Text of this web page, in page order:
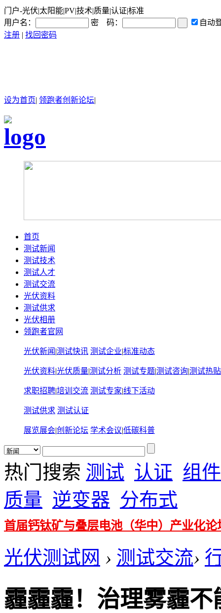
门户-光伏|太阳能|PV|技术|质量|认证|标准
用户名：
密 码：
自动
注册 | 找回密码
设为首页| 领跑者创新论坛|
首页
测试新闻
测试技术
测试人才
测试交流
光伏资料
测试供求
光伏相册
领跑者官网
光伏新闻 |测试快讯 测试企业|标准动态
光伏资料|光伏质量|测试分析 测试专题|测试咨询|测试热贴
求职招聘|培训交流 测试专家|线下活动
测试供求 测试认证
展览展会|创新论坛 学术会议|低碳科普
热门搜索 测试 认证 组件
质量 逆变器 分布式
首届钙钛矿与叠层电池（华中）产业化论
光伏测试网 › 测试交流›
霾霾霾！治理雾霾